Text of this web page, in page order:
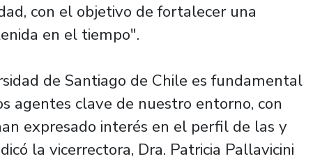
con el objetivo de fortalecer una
en el tiempo".
de Santiago de Chile es fundamental
agentes clave de nuestro entorno, con
expresado interés en el perfil de las y
la vicerrectora, Dra. Patricia Pallavicini